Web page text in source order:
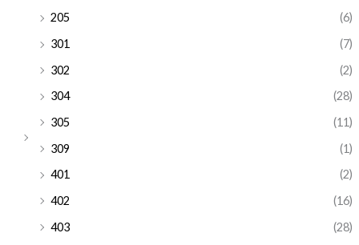
205
(6)
301
(7)
302
(2)
304
(28)
305
(11)
309
(1)
401
(2)
402
(16)
403
(28)